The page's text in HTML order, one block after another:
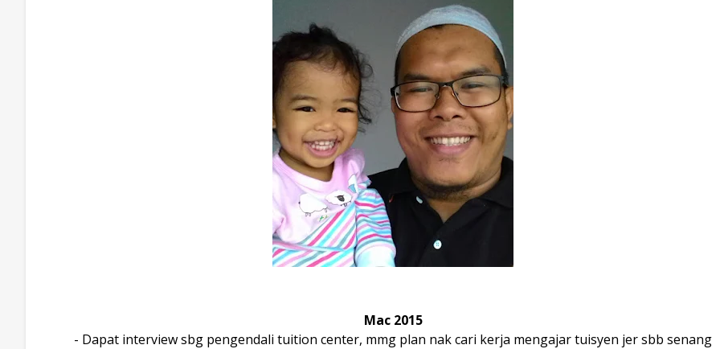
Mac 2015
- Dapat interview sbg pengendali tuition center, mmg plan nak cari kerja mengajar tuisyen jer sbb senang